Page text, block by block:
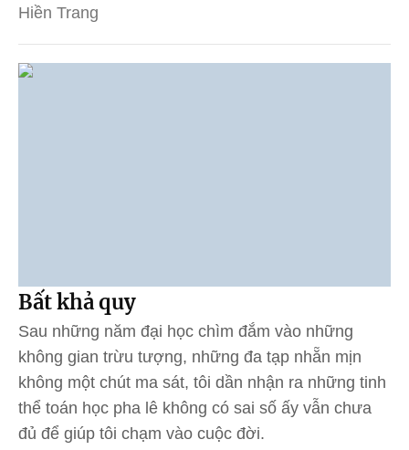
Hiền Trang
Bất khả quy
Sau những năm đại học chìm đắm vào những
không gian trừu tượng, những đa tạp nhẵn mịn
không một chút ma sát, tôi dần nhận ra những tinh
thể toán học pha lê không có sai số ấy vẫn chưa
đủ để giúp tôi chạm vào cuộc đời.